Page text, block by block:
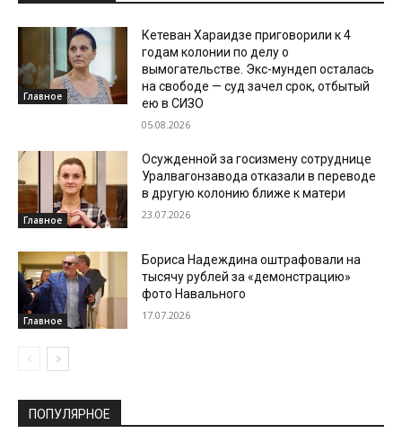
Главное
Кетеван Хараидзе приговорили к 4
годам колонии по делу о
вымогательстве. Экс-мундеп осталась
на свободе — суд зачел срок, отбытый
ею в СИЗО
05.08.2026
Главное
Осужденной за госизмену сотруднице
Уралвагонзавода отказали в переводе
в другую колонию ближе к матери
23.07.2026
Главное
Бориса Надеждина оштрафовали на
тысячу рублей за «демонстрацию»
фото Навального
17.07.2026
ПОПУЛЯРНОЕ